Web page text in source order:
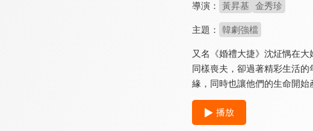
導演： 黃昇基 金秀珍
主題： 韓劇強檔
又名《婚禮大捷》沈炡㥥在
同樣喪夫，卻過著精彩生活
緣，同時也讓他們的生命開始
播放